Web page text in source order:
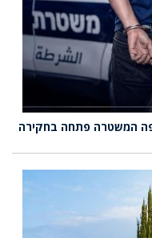
המשטרה פתחה בחקירה